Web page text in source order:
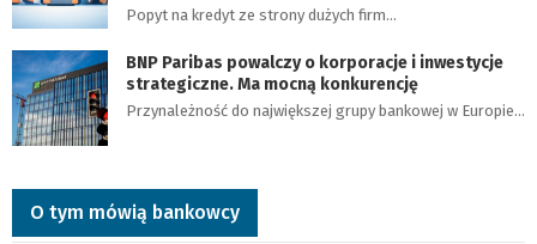
Popyt na kredyt ze strony dużych firm…
BNP Paribas powalczy o korporacje i inwestycje
strategiczne. Ma mocną konkurencję
Przynależność do największej grupy bankowej w Europie…
O tym mówią bankowcy